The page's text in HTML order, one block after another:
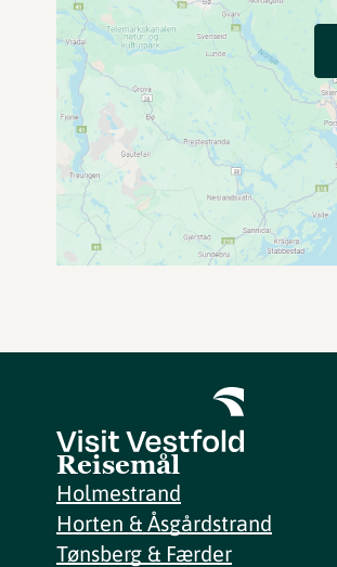
Reisemål
Holmestrand
Horten & Åsgårdstrand
Tønsberg & Færder